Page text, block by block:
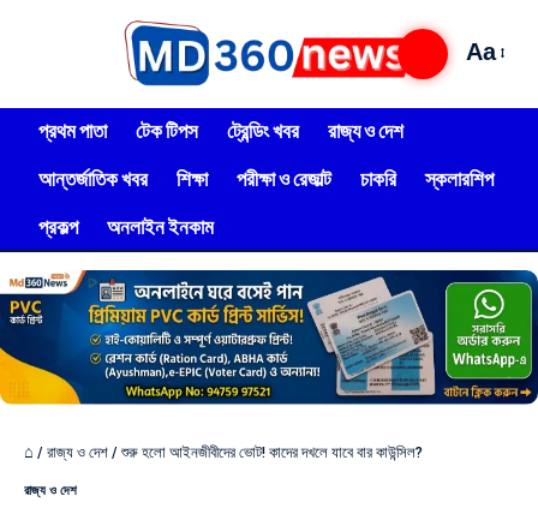
Aa
প্রথম পাতা টেক টিপস ট্রেন্ডিং খবর
রাজ্য ও দেশ
আন্তর্জাতিক খবর
শিক্ষা পরীক্ষা ও রেজাল্ট চাকরি
স্কলারশিপ
প্রকল্প
অনলাইন ইনকাম
⌂ / রাজ্য ও দেশ / শুরু হলো আইনজীবীদের ভোট! কাদের দখলে যাবে বার কাউন্সিল?
রাজ্য ও দেশ